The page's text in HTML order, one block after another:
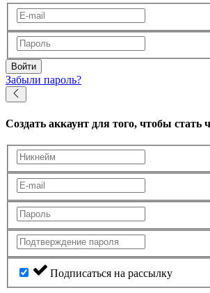
Войти
Забыли пароль?
Создать аккаунт для того, чтобы стать
Подписаться на рассылку